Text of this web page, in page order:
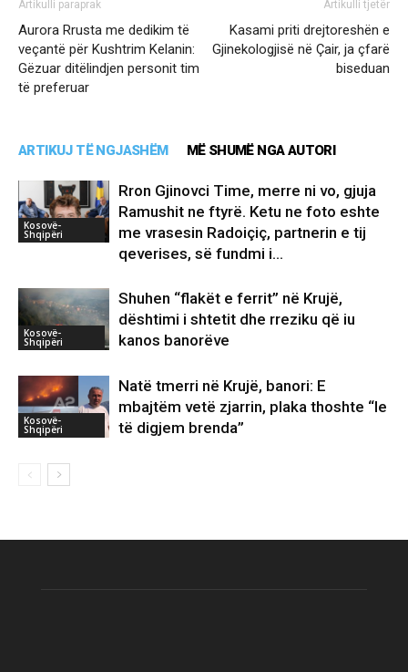
Artikulli paraprak
Aurora Rrusta me dedikim të
veçantë për Kushtrim Kelanin:
Gëzuar ditëlindjen personit tim
të preferuar
Artikulli tjetër
Kasami priti drejtoreshën e
Gjinekologjisë në Çair, ja çfarë
biseduan
ARTIKUJ TË NGJASHËM MË SHUMË NGA AUTORI
Kosovë-
Shqipëri
Rron Gjinovci Time, merre ni vo, gjuja
Ramushit ne ftyrë. Ketu ne foto eshte
me vrasesin Radoiçiç, partnerin e tij
qeverises, së fundmi i...
Kosovë-
Shqipëri
Shuhen “flakët e ferrit” në Krujë,
dështimi i shtetit dhe rreziku që iu
kanos banorëve
Kosovë-
Shqipëri
Natë tmerri në Krujë, banori: E
mbajtëm vetë zjarrin, plaka thoshte “le
të digjem brenda”